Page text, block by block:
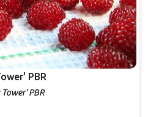
PBR
PBR